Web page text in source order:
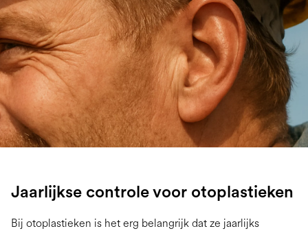
Jaarlijkse controle voor otoplastieken
Bij otoplastieken is het erg belangrijk dat ze jaarlijks